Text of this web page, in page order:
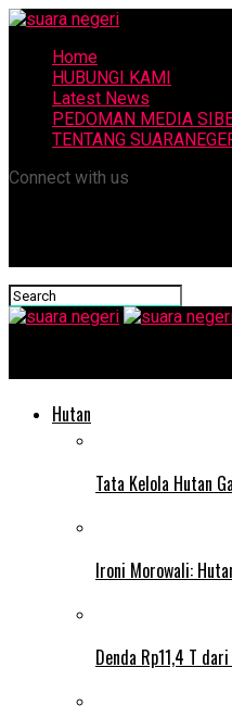
Home
HUBUNGI KAMI
Latest News
PEDOMAN MEDIA
TENTANG
Connect with us
Hutan
Tata Kelola Hutan
Ironi Morowali:
Denda Rp11,4 T